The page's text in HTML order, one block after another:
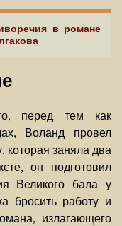
в романе
перед тем как
Воланд провел
которая заняла два
он подготовил
Великого бала у
бросить работу и
излагающего